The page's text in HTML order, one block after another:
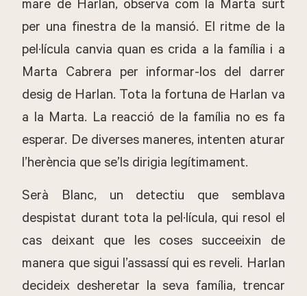
mare de Harlan, observa com la Marta surt
per una finestra de la mansió. El ritme de la
pel·lícula canvia quan es crida a la família i a
Marta Cabrera per informar-los del darrer
desig de Harlan. Tota la fortuna de Harlan va
a la Marta. La reacció de la família no es fa
esperar. De diverses maneres, intenten aturar
l’herència que se’ls dirigia legítimament.
Serà Blanc, un detectiu que semblava
despistat durant tota la pel·lícula, qui resol el
cas deixant que les coses succeeixin de
manera que sigui l’assassí qui es reveli. Harlan
decideix desheretar la seva família, trencar